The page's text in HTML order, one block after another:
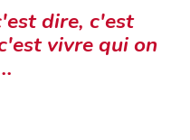
dire, c'est
vivre qui on